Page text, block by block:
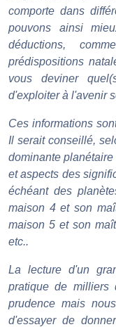
comporte dans
pouvons ainsi
déductions,
prédispositions
vous deviner
d'exploiter à l'avenir
Ces informations
Il serait conseillé,
dominante
et aspects des
échéant des
maison 4 et son
maison 5 et son
etc..
La lecture d'un
pratique de milliers
prudence mais
d'essayer de